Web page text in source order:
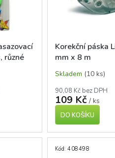
různé
Korekční páska
mm x 8 m
Skladem (10 ks)
90,08 Kč bez DPH
109 Kč / ks
DO KOŠÍKU
Kód: 408498